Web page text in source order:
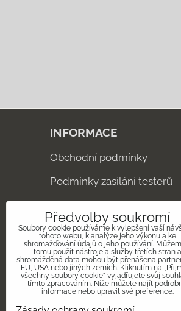
INFORMACE
Obchodní podmínky
Podmínky zasílání testerů
Podmínky ochrany
Formulář odstoupení od
Formulář odstoupení od
Kontakt
Předvolby soukromí
Soubory cookie používáme k vylepšení vaší
tohoto webu, k analýze jeho výkonu a ke
shromažďování údajů o jeho používání.
tomu použít nástroje a služby třetích stran a
shromážděná data mohou být přenášena
EU, USA nebo jiných zemích. Kliknutím na
všechny soubory cookie“ vyjadřujete svůj
tímto zpracováním. Níže můžete najít
informace nebo upravit své preference.